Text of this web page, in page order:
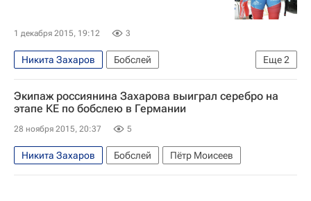
1 декабря 2015, 19:12 3
Еще2
Никита Захаров
Бобслей
Владимир Бойцов
Кубок мира по бобслею
Экипаж россиянина Захарова выиграл серебро на
этапе КЕ по бобслею в Германии
28 ноября 2015, 20:37 5
Никита Захаров Бобслей Пётр Моисеев